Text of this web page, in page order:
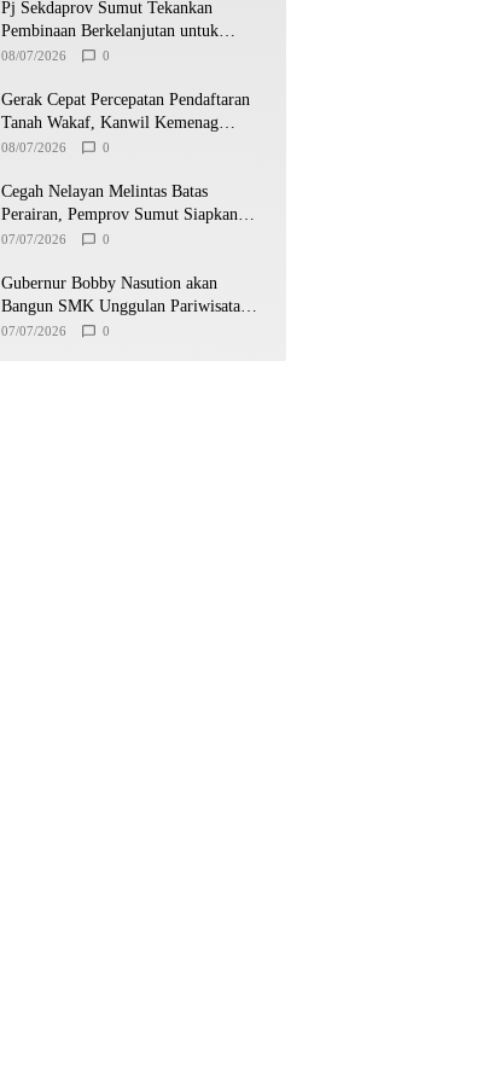
Pj Sekdaprov Sumut Tekankan
Pembinaan Berkelanjutan untuk
Lahirkan Generasi Qurani Berkarakter
08/07/2026 0
Gerak Cepat Percepatan Pendaftaran
Tanah Wakaf, Kanwil Kemenag
Sumut dan Lintas Instansi Bahas Draf
08/07/2026 0
Cegah Nelayan Melintas Batas
Perairan, Pemprov Sumut Siapkan
Tiga Langkah Strategis
07/07/2026 0
Gubernur Bobby Nasution akan
Bangun SMK Unggulan Pariwisata
Berkonsep Boarding School di
07/07/2026 0